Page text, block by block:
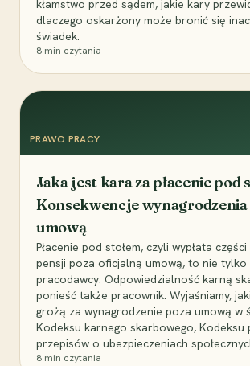
kłamstwo przed sądem, jakie kary
dlaczego oskarżony może bronić się
świadek.
8 min czytania
PRAWO PRACY
Jaka jest kara za płacenie pod
Konsekwencje wynagrodzenia
umową
Płacenie pod stołem, czyli wypłata
pensji poza oficjalną umową, to nie
pracodawcy. Odpowiedzialność karną
ponieść także pracownik. Wyjaśniamy,
grożą za wynagrodzenie poza umową w
Kodeksu karnego skarbowego, Kodeksu
przepisów o ubezpieczeniach
8 min czytania